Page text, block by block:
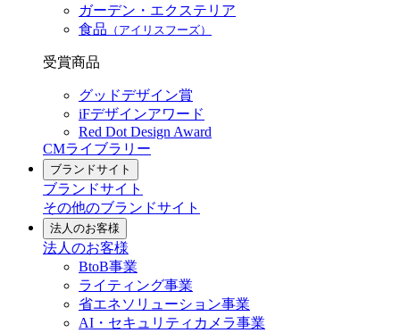
ガーデン・エクステリア
食品 （アイリスフーズ）
受賞商品
グッドデザイン賞
iFデザインアワード
Red Dot Design Award
CMライブラリー
ブランドサイト
ブランドサイト
その他のブランドサイト
法人のお客様
法人のお客様
BtoB事業
ライティング事業
省エネソリューション事業
AI・セキュリティカメラ事業